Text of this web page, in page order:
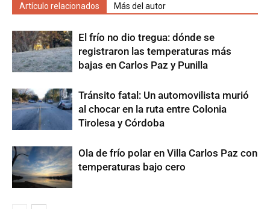
Artículo relacionados Más del autor
El frío no dio tregua: dónde se
registraron las temperaturas más
bajas en Carlos Paz y Punilla
Tránsito fatal: Un automovilista murió
al chocar en la ruta entre Colonia
Tirolesa y Córdoba
Ola de frío polar en Villa Carlos Paz con
temperaturas bajo cero